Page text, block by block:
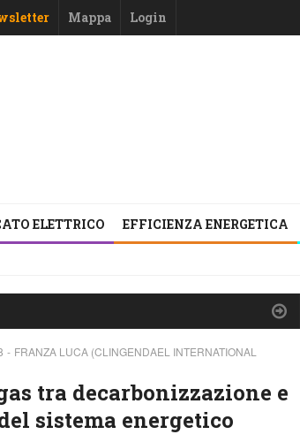
Mappa Login
ELETTRICO EFFICIENZA ENERGETICA
FRANZA LUCA (CLINGENDAEL INTERNATIONAL
tra decarbonizzazione e
sistema energetico